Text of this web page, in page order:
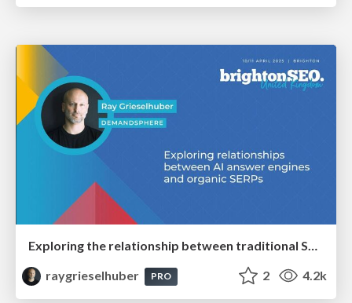
Exploring the relationship between traditional SERPs and Gen AI search
raygrieselhuber
PRO 2 4.2k